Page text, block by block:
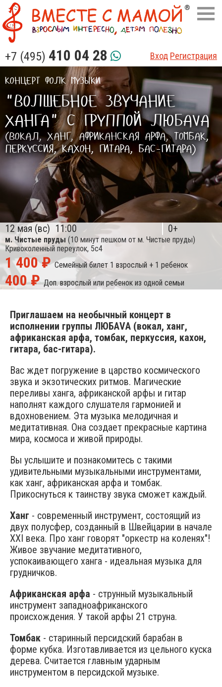
+7 (495) 410 04 28 Вход Регистрация
КОНЦЕРТ ФОЛК МУЗЫКИ
"ВОЛШЕБНОЕ ЗВУЧАНИЕ
ХАНГА" С ГРУППОЙ ЛЮБАVА
(ВОКАЛ, ХАНГ, АФРИКАНСКАЯ АРФА, ТОМБАК,
ПЕРКУССИЯ, КАХОН, ГИТАРА, БАС-ГИТАРА)
12 мая (вс) 11:00 0+
м. Чистые пруды (10 минут пешком от м. Чистые пруды)
Кривоколенный переулок, 5с4
1 400 ₽Семейный билет 1 взрослый + 1 ребенок
400 ₽Доп. взрослый или ребенок из одной семьи
Приглашаем на необычный концерт в
исполнении группы ЛЮБАVА (вокал, ханг,
африканская арфа, томбак, перкуссия, кахон,
гитара, бас-гитара).
Вас ждет погружение в царство космического
звука и экзотических ритмов. Магические
переливы ханга, африканской арфы и гитар
наполнят каждого слушателя гармонией и
вдохновением. Эта музыка мелодичная и
медитативная. Она создает прекрасные картина
мира, космоса и живой природы.
Вы услышите и познакомитесь с такими
удивительными музыкальными инструментами,
как ханг, африканская арфа и томбак.
Прикоснуться к таинству звука сможет каждый.
Ханг - современный инструмент, состоящий из
двух полусфер, созданный в Швейцарии в начале
XXI века. Про ханг говорят "оркестр на коленях"!
Живое звучание медитативного,
успокаивающего ханга - идеальная музыка для
грудничков.
Африканская арфа - струнный музыкальный
инструмент западноафриканского
происхождения. У такой арфы 21 струна.
Томбак - старинный персидский барабан в
форме кубка. Изготавливается из цельного куска
дерева. Считается главным ударным
инструментом в персидской музыке.